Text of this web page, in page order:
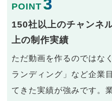
POINT 3
150社以上のチャンネ
上の制作実績
ただ動画を作るのではな
ランディング」など企業
てきた実績が強みです。